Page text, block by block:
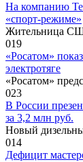
На компанию
«спорт-режиме»
Жительница
019
«Росатом»
электротяге
«Росатом»
023
В России
за 3,2 млн руб.
Новый
014
Дефицит